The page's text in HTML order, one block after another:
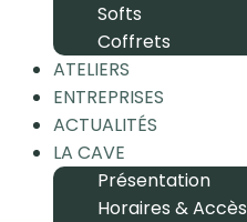
Softs
Coffrets
ATELIERS
ENTREPRISES
ACTUALITÉS
LA CAVE
Présentation
Horaires & Accès